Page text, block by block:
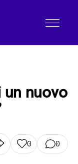
un nuovo
0 0